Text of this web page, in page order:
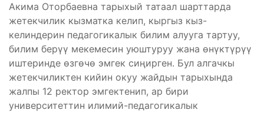
Акима Оторбаевна тарыхый татаал шарттарда
жетекчилик кызматка келип, кыргыз кыз-
келиндерин педагогикалык билим алууга тартуу,
билим берүү мекемесин уюштуруу жана өнүктүрүү
иштеринде өзгөчө эмгек сиңирген. Бул алгачкы
жетекчиликтен кийин окуу жайдын тарыхында
жалпы 12 ректор эмгектенип, ар бири
университеттин илимий-педагогикалык